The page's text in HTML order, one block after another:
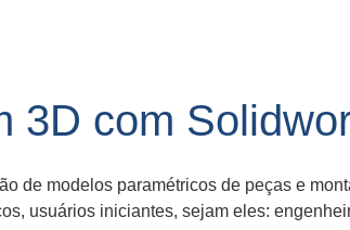
3D com
de modelos paramétricos de peças e
usuários iniciantes, sejam eles: